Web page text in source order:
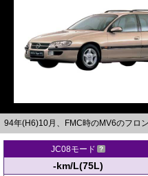
94年(H6)10月、FMC時のMV6のフロ
JC08モード
-km/L(75L)